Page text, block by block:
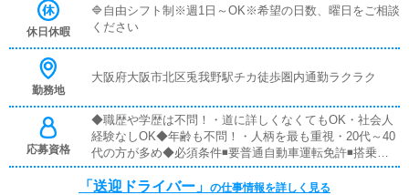
え続けます。▼業務内容を詳しく◆基本業務・キャストの
送迎・店舗と送迎スケジュールなどの情報共有◆安全管
迅速な対応と報告◆環境整備・車両の清掃・安心して乗車
休日休暇
🔷自由シフト制※週1日～OK※希望の日数、曜日をご相談
ください
勤務地
大阪府大阪市北区兎我野駅チカ徒歩圏内通勤ラクラク
応募資格
◆職歴や学歴は不問！・道に詳しくなくてもOK・社会人
経験なしOK◆年齢も不問！・人柄を最も重視・20代～40
代の方が多め◆必須条件◾️要普通自動車運転免許◾️搭乗者が
無制限補償を受けられる任意保険◾️カーナビ（スマホナビ
可）◾️自家用車を持ち込める方※２シーター、軽トラック
「送迎ドライバー」 の仕事情報を詳しく見る